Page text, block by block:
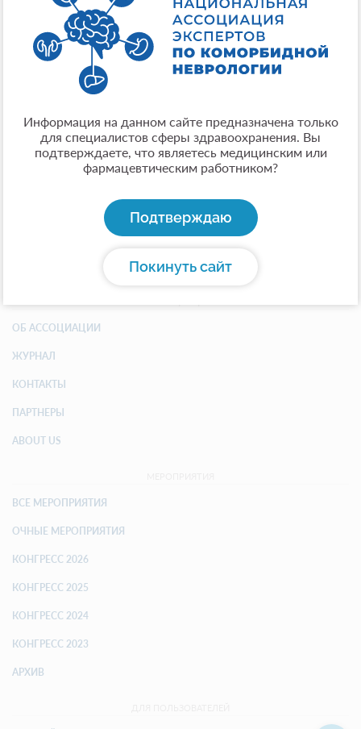
кандидат медицинских наук
Место работы:
ГБУЗ «ММКЦ «Коммунарка» ДЗМ»
Общая информация:
кандидат медицинских наук, врач-невролог
отделения реанимации и интенсивной терапии №2
больных с ОНМК Московского многопрофильного
«Коммунарка» ДЗМ»)
ОБ АССОЦИАЦИИ
ЖУРНАЛ
КОНТАКТЫ
ПАРТНЕРЫ
ABOUT US
ВСЕ МЕРОПРИЯТИЯ
ОЧНЫЕ МЕРОПРИЯТИЯ
КОНГРЕСС 2026
КОНГРЕСС 2025
КОНГРЕСС 2024
КОНГРЕСС 2023
АРХИВ
Информация на данном сайте предназначена только
для специалистов сферы здравоохранения. Вы
подтверждаете, что являетесь медицинским или
фармацевтическим работником?
Подтверждаю
Покинуть сайт